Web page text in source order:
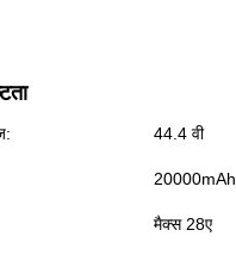
44.4 वी
20000mAh
मैक्स 28ए